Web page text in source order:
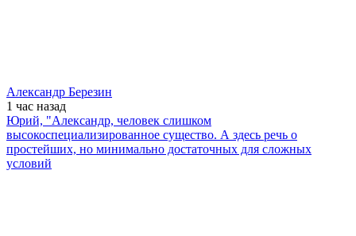
Александр Березин
1 час назад
Юрий, "Александр, человек слишком
высокоспециализированное существо. А здесь речь о
простейших, но минимально достаточных для сложных
условий